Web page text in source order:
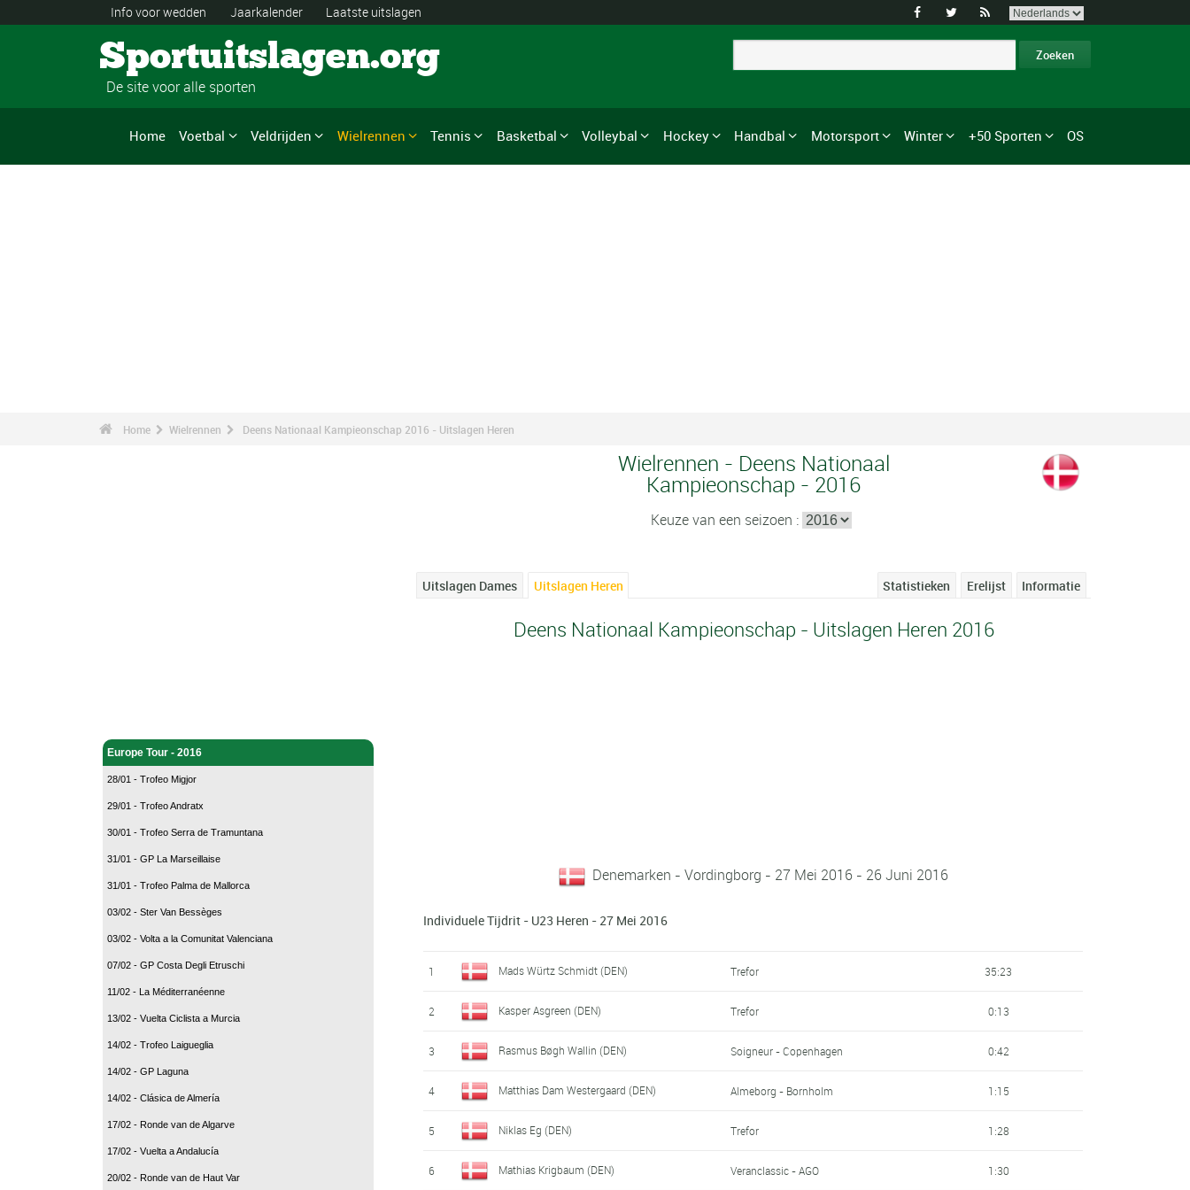
Info voor wedden Jaarkalender Laatste uitslagen   
Sportuitslagen.org
De site voor alle sporten
Home Voetbal Veldrijden Wielrennen Tennis Basketbal Volleybal Hockey Handbal Motorsport Winter +50 Sporten OS
Home Wielrennen Deens Nationaal Kampieonschap 2016 - Uitslagen Heren
Europe Tour - 2016
28/01 - Trofeo Migjor
29/01 - Trofeo Andratx
30/01 - Trofeo Serra de Tramuntana
31/01 - GP La Marseillaise
31/01 - Trofeo Palma de Mallorca
03/02 - Ster Van Bessèges
03/02 - Volta a la Comunitat Valenciana
07/02 - GP Costa Degli Etruschi
11/02 - La Méditerranéenne
13/02 - Vuelta Ciclista a Murcia
14/02 - Trofeo Laigueglia
14/02 - GP Laguna
14/02 - Clásica de Almería
17/02 - Ronde van de Algarve
17/02 - Vuelta a Andalucía
20/02 - Ronde van de Haut Var
Wielrennen - Deens Nationaal
Kampieonschap - 2016
Keuze van een seizoen :
Uitslagen Dames Uitslagen Heren Informatie
Erelijst
Statistieken
Deens Nationaal Kampieonschap - Uitslagen Heren 2016
Denemarken - Vordingborg - 27 Mei 2016 - 26 Juni 2016
Individuele Tijdrit - U23 Heren - 27 Mei 2016
1 Mads Würtz Schmidt (DEN) Trefor 35:23
2 Kasper Asgreen (DEN) Trefor 0:13
3 Rasmus Bøgh Wallin (DEN) Soigneur - Copenhagen 0:42
4 Matthias Dam Westergaard (DEN) Almeborg - Bornholm 1:15
5 Niklas Eg (DEN) Trefor 1:28
6 Mathias Krigbaum (DEN) Veranclassic - AGO 1:30